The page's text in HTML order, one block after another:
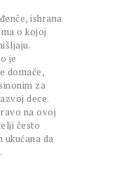
ishrana
o kojoj
je
domaće,
za
dece.
na ovoj
često
ukućana da